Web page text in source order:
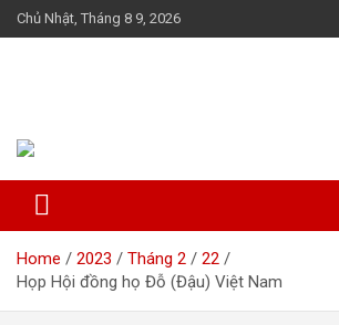
Skip
to
Chủ Nhật, Tháng 8 9, 2026
Home 2023 Tháng 2
22
Họp Hội đồng họ Đỗ (Đậu) Việt Nam